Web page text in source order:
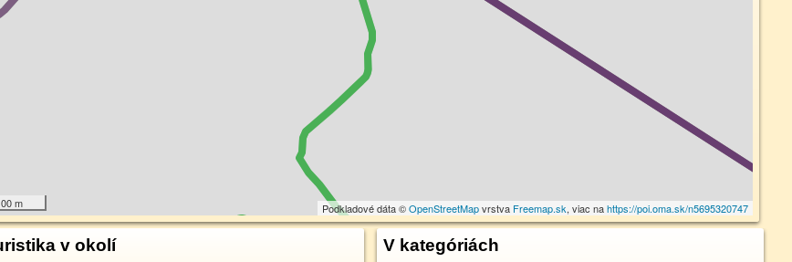
m Podkladové dáta ©OpenStreetMapvrstva Freemap.sk, viac nahttps://poi.oma.sk/n5695320747
v okolí V kategóriách